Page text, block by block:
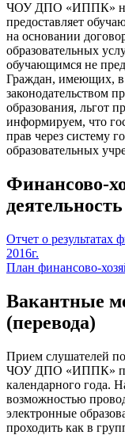
ЧОУ ДПО «ИППК» не
предоставляет
на основании
образовательных
обучающимся не
Граждан, имеющих, в
законодательством
образования, льгот
информируем, что
прав через систему
образовательных
Финансово-
деятельность
Отчет о результатах
2016г.
План финансово-
Вакантные
(перевода)
Прием слушателей
ЧОУ ДПО «ИППК»
календарного года.
возможностью
электронные
проходить как в